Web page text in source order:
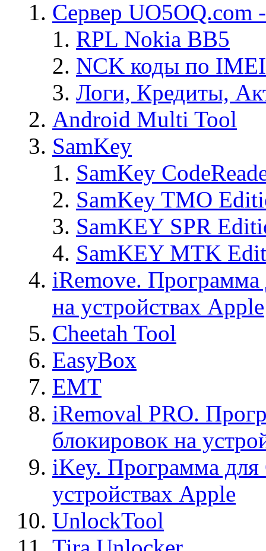
Сервер
RPL Nokia BB5
NCK коды по IMEI
Логи, Кредиты,
Android Multi Tool
SamKey
SamKey
SamKey TMO
SamKEY SPR
SamKEY MTK
iRemove. Программа
на устройствах Apple
Cheetah Tool
EasyBox
EMT
iRemoval PRO.
блокировок на
iKey. Программа для
устройствах Apple
UnlockTool